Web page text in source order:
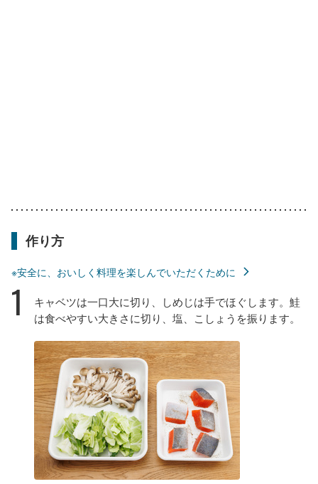
作り方
※安全に、おいしく料理を楽しんでいただくために
1
キャベツは一口大に切り、しめじは手でほぐします。鮭
は食べやすい大きさに切り、塩、こしょうを振ります。